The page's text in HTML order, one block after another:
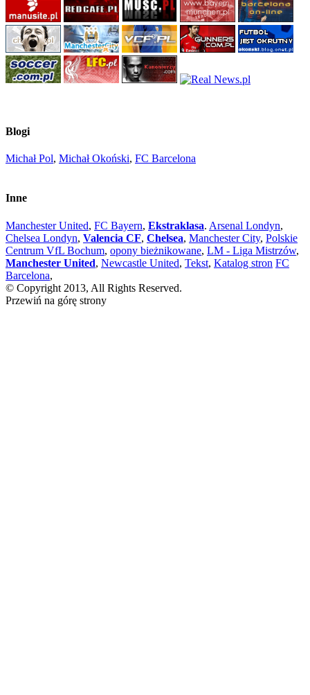
Blogi
Michał Pol, Michał Okoński, FC Barcelona
Inne
Manchester United, FC Bayern, Ekstraklasa. Arsenal Londyn,
Chelsea Londyn, Valencia CF, Chelsea, Manchester City, Polskie
Centrum VfL Bochum, opony bieżnikowane, LM - Liga Mistrzów,
Manchester United, Newcastle United, Tekst, Katalog stron FC
Barcelona,
© Copyright 2013, All Rights Reserved.
Przewiń na górę strony